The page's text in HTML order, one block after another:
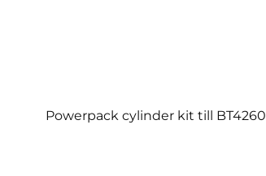
Powerpack cylinder kit till BT4260